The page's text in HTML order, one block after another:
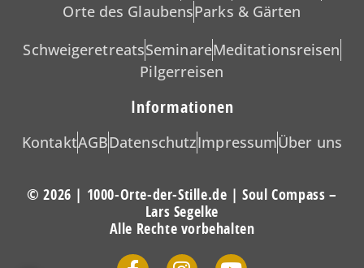
Orte des GlaubensParks & Gärten
SchweigeretreatsSeminareMeditationsreisen
Pilgerreisen
Informationen
KontaktAGBDatenschutzImpressumÜber uns
© 2026 | 1000-Orte-der-Stille.de | Soul Compass –
Lars Segelke
Alle Rechte vorbehalten